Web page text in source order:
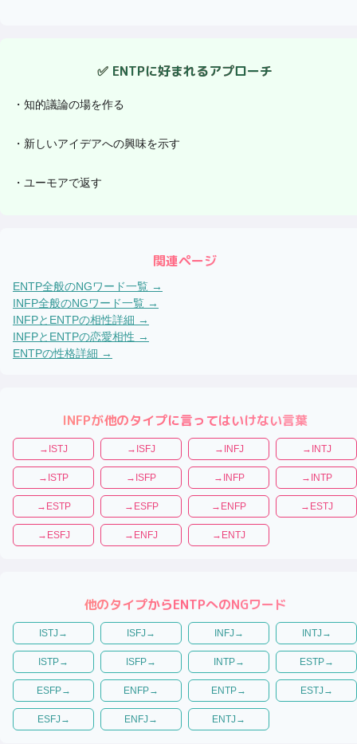
✅ ENTPに好まれるアプローチ
・ 知的議論の場を作る
・ 新しいアイデアへの興味を示す
・ ユーモアで返す
関連ページ
ENTP全般のNGワード一覧 →
INFP全般のNGワード一覧 →
INFPと ENTPの相性詳細 →
INFPと ENTPの恋愛相性 →
ENTPの性格詳細 →
INFPが他のタイプに言ってはいけない言葉
→ ISTJ → ISFJ → INFJ → INTJ
→ ISTP → ISFP → INFP → INTP
→ ESTP → ESFP → ENFP → ESTJ
→ ESFJ → ENFJ → ENTJ
他のタイプからENTPへのNGワード
ISTJ → ISFJ → INFJ → INTJ →
ISTP→ ISFP→ INTP→ ESTP→
ESFP→ ENFP→ ENTP→ ESTJ →
ESFJ → ENFJ → ENTJ →